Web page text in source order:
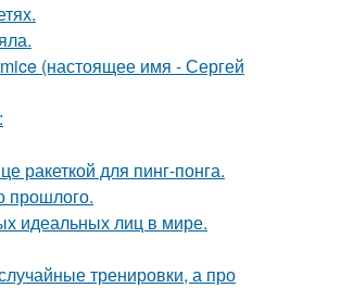
(настоящее имя - Сергей
ракеткой для пинг-понга.
прошлого.
идеальных лиц в мире.
тренировки, а про